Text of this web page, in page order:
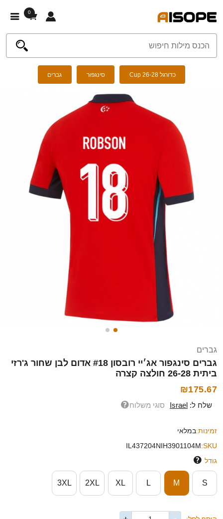
0
כדורגל Cup 26-28 סינגפור גברים
גברים
גברים סינגפור אג׳יי רובסון #18 אדום לבן שחור ג'רזי
ביתית 26-28 חולצה קצרה
₪175.67
שלח ל: Israel סוגי משלוח
זמינות:במלאי
SKU:
IL437204NIH3901104M
גודל
S
M
L
XL
2XL
3XL